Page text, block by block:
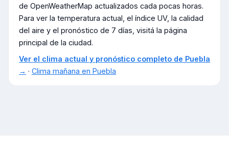
de OpenWeatherMap actualizados cada pocas horas.
Para ver la temperatura actual, el índice UV, la calidad
del aire y el pronóstico de 7 días, visitá la página
principal de la ciudad.
Ver el clima actual y pronóstico completo de Puebla
→ · Clima mañana en Puebla